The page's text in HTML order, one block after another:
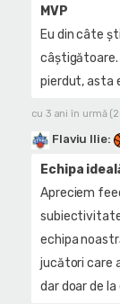
MVP
Eu din câte
câștigătoare.
pierdut, asta
cu 3 ani în urmă
Flaviu Ilie:
Echipa
Apreciem
echipa
jucători care
dar doar de